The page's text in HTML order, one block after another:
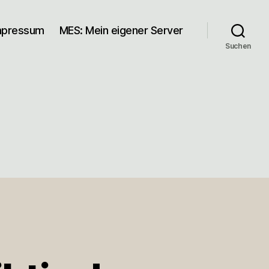
MES: Mein eigener Server
Suchen